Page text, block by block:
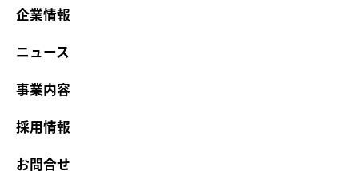
企業情報
ニュース
事業内容
採用情報
お問合せ